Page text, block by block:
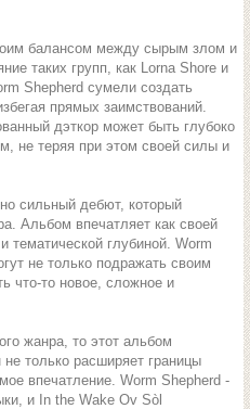
балансом между сырым злом и
таких групп, как Lorna Shore и
Shepherd сумели создать
прямых заимствований.
дэткор может быть глубоко
не теряя при этом своей силы и
сильный дебют, который
Альбом впечатляет как своей
тематической глубиной. Worm
не только подражать своим
что-то новое, сложное и
жанра, то этот альбом
только расширяет границы
впечатление. Worm Shepherd -
и In the Wake Ov Sòl